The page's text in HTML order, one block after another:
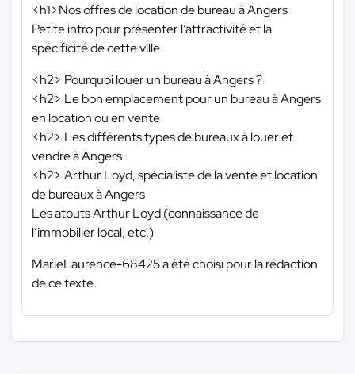
<h1>Nos offres de location de bureau à Angers
Petite intro pour présenter l’attractivité et la
spécificité de cette ville
<h2> Pourquoi louer un bureau à Angers ?
<h2> Le bon emplacement pour un bureau à Angers
en location ou en vente
<h2> Les différents types de bureaux à louer et
vendre à Angers
<h2> Arthur Loyd, spécialiste de la vente et location
de bureaux à Angers
Les atouts Arthur Loyd (connaissance de
l’immobilier local, etc.)
MarieLaurence-68425 a été choisi pour la rédaction
de ce texte.